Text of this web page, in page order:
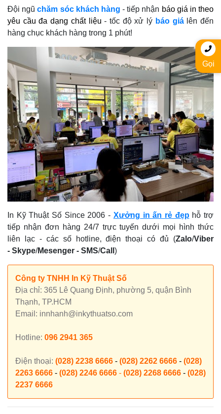
Đội ngũchăm sóc khách hàng - tiếp nhận báo giá in theo
yêu cầu đa dạng chất liệu - tốc độ xử lý báo giálên đến
hàng chục khách hàng trong 1 phút!
In Kỹ Thuật Số Since 2006 - Xưởng in ấn rẻ đẹphỗ trợ
tiếp nhận đơn hàng 24/7 trực tuyến dưới mọi hình thức
liên lạc - các số hotline, điện thoại có đủ (Zalo/Viber
- Skype/Mesenger - SMS/Call )
Công ty TNHH In Kỹ Thuật Số
Địa chỉ: 365 Lê Quang Định, phường 5, quận Bình
Thạnh, TP.HCM
Email: innhanh@inkythuatso.com
Hotline: 096 2941 365
Điện thoại: (028) 2238 6666 - (028) 2262 6666 - (028)
2263 6666 - (028) 2246 6666 - (028) 2268 6666 - (028)
2237 6666
Gọi